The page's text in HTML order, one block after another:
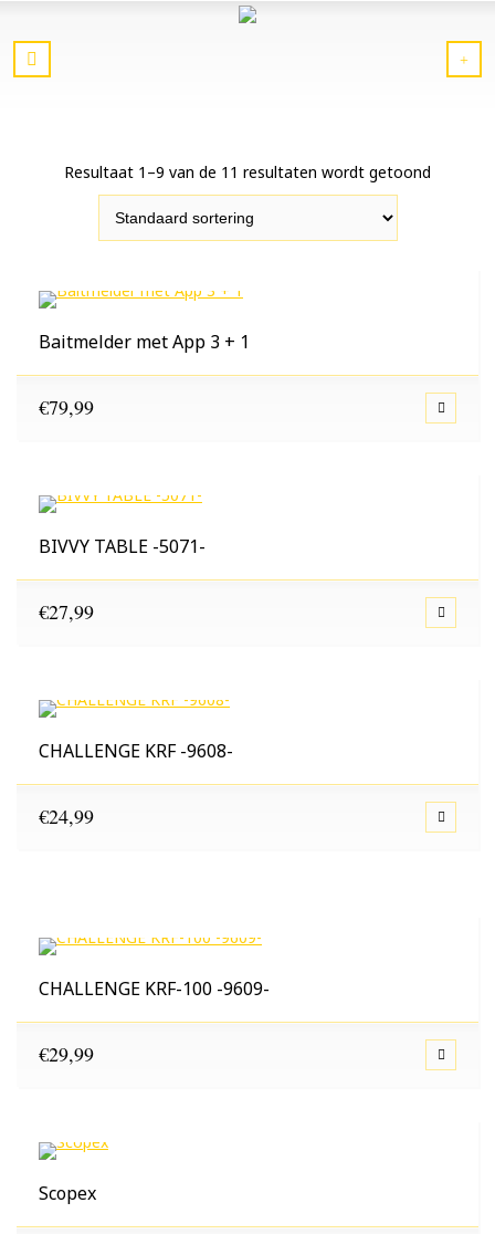
Resultaat 1–9 van de 11 resultaten wordt getoond
Baitmelder met App 3 + 1
€79,99
BIVVY TABLE -5071-
€27,99
CHALLENGE KRF -9608-
€24,99
CHALLENGE KRF-100 -9609-
€29,99
Scopex